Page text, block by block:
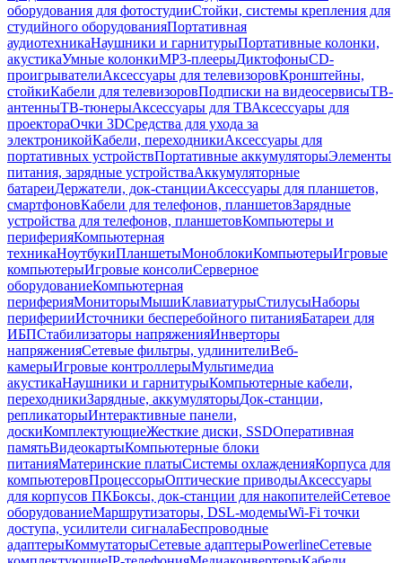
оборудования для фотостудииСтойки, системы крепления для
студийного оборудованияПортативная
аудиотехникаНаушники и гарнитурыПортативные колонки,
акустикаУмные колонкиMP3-плеерыДиктофоныCD-
проигрывателиАксессуары для телевизоровКронштейны,
стойкиКабели для телевизоровПодписки на видеосервисыТВ-
антенныТВ-тюнерыАксессуары для ТВАксессуары для
проектораОчки 3DСредства для ухода за
электроникойКабели, переходникиАксессуары для
портативных устройствПортативные аккумуляторыЭлементы
питания, зарядные устройстваАккумуляторные
батареиДержатели, док-станцииАксессуары для планшетов,
смартфоновКабели для телефонов, планшетовЗарядные
устройства для телефонов, планшетовКомпьютеры и
периферияКомпьютерная
техникаНоутбукиПланшетыМоноблокиКомпьютерыИгровые
компьютерыИгровые консолиСерверное
оборудованиеКомпьютерная
периферияМониторыМышиКлавиатурыСтилусыНаборы
периферииИсточники бесперебойного питанияБатареи для
ИБПСтабилизаторы напряженияИнверторы
напряженияСетевые фильтры, удлинителиВеб-
камерыИгровые контроллерыМультимедиа
акустикаНаушники и гарнитурыКомпьютерные кабели,
переходникиЗарядные, аккумуляторыДок-станции,
репликаторыИнтерактивные панели,
доскиКомплектующиеЖесткие диски, SSDОперативная
памятьВидеокартыКомпьютерные блоки
питанияМатеринские платыСистемы охлажденияКорпуса для
компьютеровПроцессорыОптические приводыАксессуары
для корпусов ПКБоксы, док-станции для накопителейСетевое
оборудованиеМаршрутизаторы, DSL-модемыWi-Fi точки
доступа, усилители сигналаБеспроводные
адаптерыКоммутаторыСетевые адаптерыPowerlineСетевые